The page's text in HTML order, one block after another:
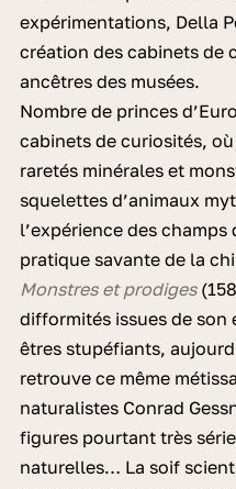
expérimentations, Della
création des cabinets de
ancêtres des musées.
Nombre de princes
cabinets de curiosités,
raretés minérales et
squelettes d’animaux
l’expérience des
pratique savante de la
Monstres et prodiges
difformités issues de son
êtres stupéfiants,
retrouve ce même
naturalistes Conrad
figures pourtant très
naturelles… La soif